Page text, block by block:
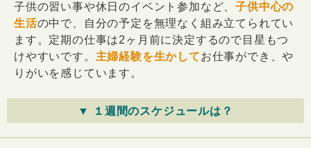
子供の習い事や休日のイベント参加など、子供中心の
生活の中で、自分の予定を無理なく組み立てられてい
ます。定期の仕事は2ヶ月前に決定するので目星もつ
けやすいです。 主婦経験を生かしてお仕事ができ、や
りがいを感じています。
▼ １週間のスケジュールは？